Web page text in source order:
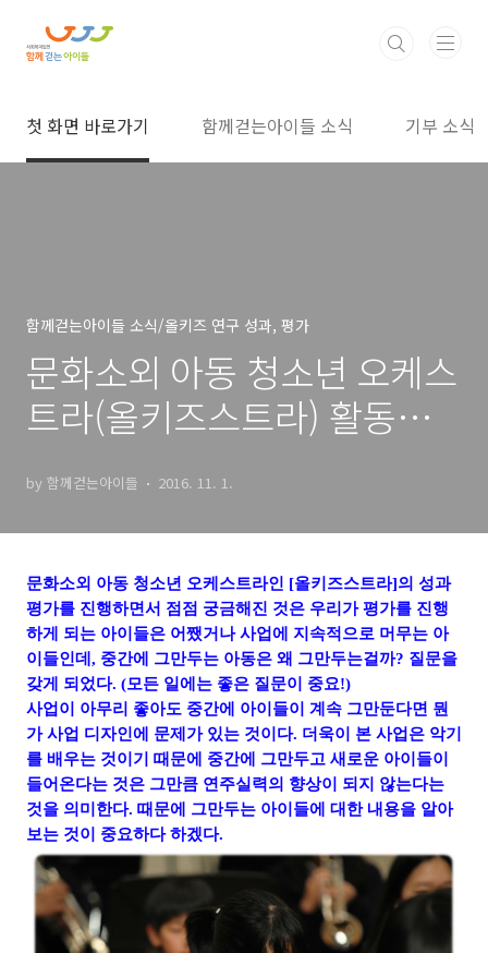
첫 화면 바로가기 함께걷는아이들 소식 기부 소식
함께걷는아이들 소식/올키즈 연구 성과, 평가
문화소외 아동 청소년 오케스
트라(올키즈스트라) 활동성
by 함께걷는아이들 2016. 11. 1.
문화소외 아동 청소년 오케스트라인 [올키즈스트라]의 성과
평가를 진행하면서 점점 궁금해진 것은 우리가 평가를 진행
하게 되는 아이들은 어쨌거나 사업에 지속적으로 머무는 아
이들인데, 중간에 그만두는 아동은 왜 그만두는걸까? 질문을
갖게 되었다. (모든 일에는 좋은 질문이 중요!)
사업이 아무리 좋아도 중간에 아이들이 계속 그만둔다면 뭔
가 사업 디자인에 문제가 있는 것이다. 더욱이 본 사업은 악기
를 배우는 것이기 때문에 중간에 그만두고 새로운 아이들이
들어온다는 것은 그만큼 연주실력의 향상이 되지 않는다는
것을 의미한다. 때문에 그만두는 아이들에 대한 내용을 알아
보는 것이 중요하다 하겠다.